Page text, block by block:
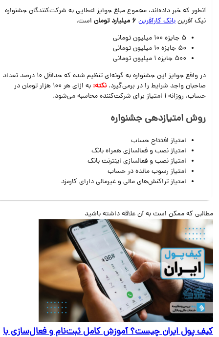
آنطور که خبر داده‌اند، مجموع مبلغ جوایز اعطایی به شرکت‌کنندگان جشنواره
نیک آفرینبانک کارآفرین6 میلیارد تومان
است.
5 جایزه 100 میلیون تومانی
50 جایزه 10 میلیون تومانی
500 جایزه 1 میلیون تومانی
در واقع جوایز این جشنواره به گونه‌ای تنظیم شده که حداقل 10 درصد تعداد
صاحبان واجد شرایط را در برمی‌گیرد.نکته:
به ازای هر 100 هزار تومان در
حساب، روزانه 1 امتیاز برای شرکت‌کننده محاسبه می‌شود.
روش امتیازدهی جشنواره
امتیاز افتتاح حساب
امتیاز نصب و فعالسازی همراه بانک
امتیاز نصب و فعالسازی اینترنت بانک
امتیاز رسوب مانده در حساب
امتیاز تراکنش‌های مالی و غیرمالی دارای کارمزد
که ممکن است به آن علاقه داشته باشید
پول ایران چیست؟ آموزش کامل ثبت‌نام و فعال‌سازی با